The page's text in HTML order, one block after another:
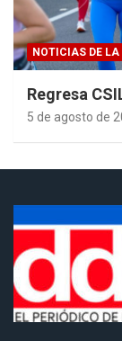
NOTICIAS DE
Regresa
5 de agosto de